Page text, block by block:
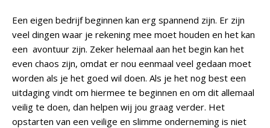
Een eigen bedrijf beginnen kan erg spannend zijn. Er zijn
veel dingen waar je rekening mee moet houden en het kan
een avontuur zijn. Zeker helemaal aan het begin kan het
even chaos zijn, omdat er nou eenmaal veel gedaan moet
worden als je het goed wil doen. Als je het nog best een
uitdaging vindt om hiermee te beginnen en om dit allemaal
veilig te doen, dan helpen wij jou graag verder. Het
opstarten van een veilige en slimme onderneming is niet